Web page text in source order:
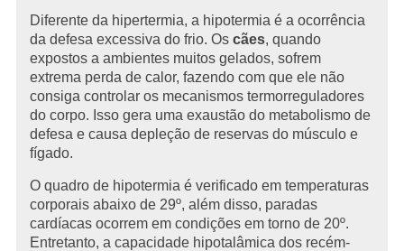
Diferente da hipertermia, a hipotermia é a ocorrência
da defesa excessiva do frio. Os cães, quando
expostos a ambientes muitos gelados, sofrem
extrema perda de calor, fazendo com que ele não
consiga controlar os mecanismos termorreguladores
do corpo. Isso gera uma exaustão do metabolismo de
defesa e causa depleção de reservas do músculo e
fígado.
O quadro de hipotermia é verificado em temperaturas
corporais abaixo de 29º, além disso, paradas
cardíacas ocorrem em condições em torno de 20º.
Entretanto, a capacidade hipotalâmica dos recém-